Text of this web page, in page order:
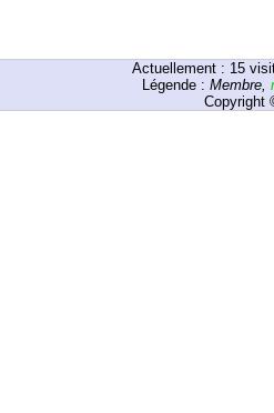
Actuellement : 15
Légende : Membre,
Copyright